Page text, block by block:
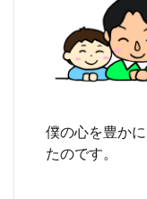
僕の心を豊か
たのです。